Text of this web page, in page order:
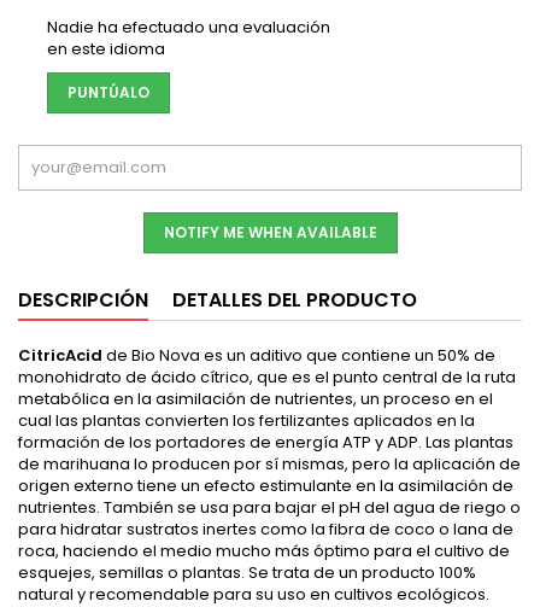
Nadie ha efectuado una evaluación
en este idioma
PUNTÚALO
NOTIFY ME WHEN AVAILABLE
DESCRIPCIÓN DETALLES DEL PRODUCTO
CitricAcid de Bio Nova es un aditivo que contiene un 50% de
monohidrato de ácido cítrico, que es el punto central de la ruta
metabólica en la asimilación de nutrientes, un proceso en el
cual las plantas convierten los fertilizantes aplicados en la
formación de los portadores de energía ATP y ADP. Las plantas
de marihuana lo producen por sí mismas, pero la aplicación de
origen externo tiene un efecto estimulante en la asimilación de
nutrientes. También se usa para bajar el pH del agua de riego o
para hidratar sustratos inertes como la fibra de coco o lana de
roca, haciendo el medio mucho más óptimo para el cultivo de
esquejes, semillas o plantas. Se trata de un producto 100%
natural y recomendable para su uso en cultivos ecológicos.